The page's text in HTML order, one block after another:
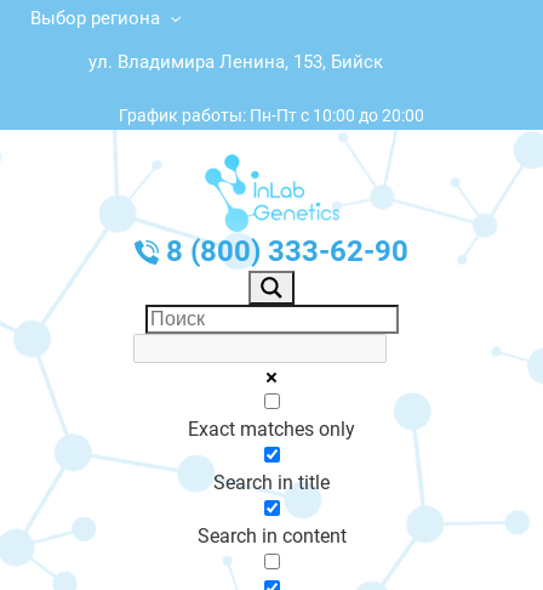
Выбор региона
ул. Владимира Ленина, 153, Бийск
График работы: Пн-Пт с 10:00 до 20:00
8 (800) 333-62-90
Exact matches only
Search in title
Search in content